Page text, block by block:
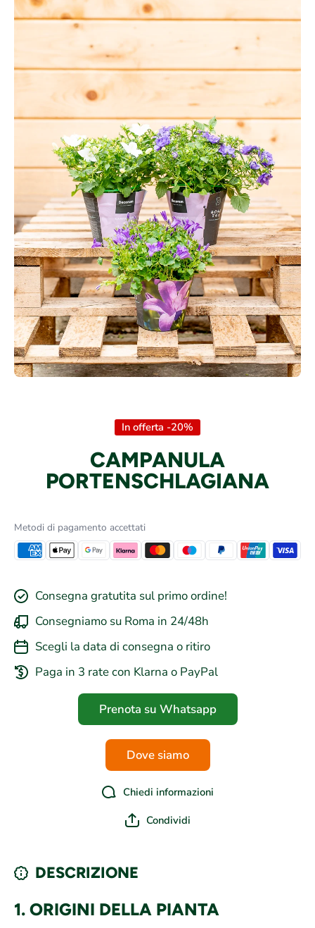
In offerta -20%
CAMPANULA
PORTENSCHLAGIANA
Metodi di pagamento accettati
Consegna gratutita sul primo ordine!
Consegniamo su Roma in 24/48h
Scegli la data di consegna o ritiro
Paga in 3 rate con Klarna o PayPal
Prenota su Whatsapp
Dove siamo
Chiedi informazioni
Condividi
DESCRIZIONE
1. ORIGINI DELLA PIANTA